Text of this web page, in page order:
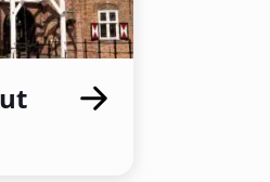
Les taxis peuvent être appelés
ton smartphone !